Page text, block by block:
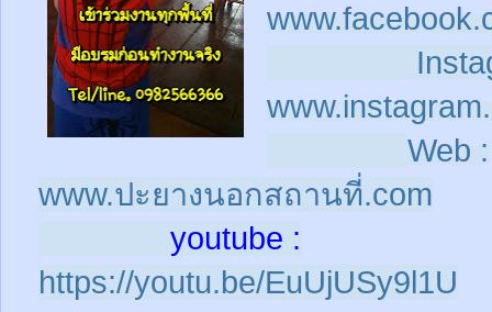
Web :
www.ปะยางนอกสถานที่.com
youtube :
https://youtu.be/EuUjUSy9l1U